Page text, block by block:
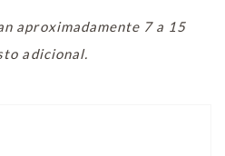
aproximadamente 7 a 15
adicional.